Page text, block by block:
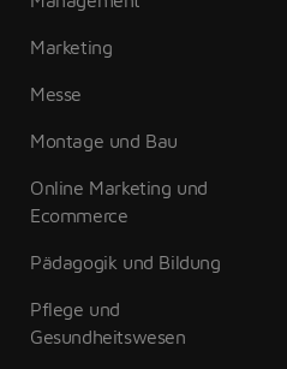
Marketing
Messe
Montage und Bau
Online Marketing und
Ecommerce
Pädagogik und Bildung
Pflege und
Gesundheitswesen